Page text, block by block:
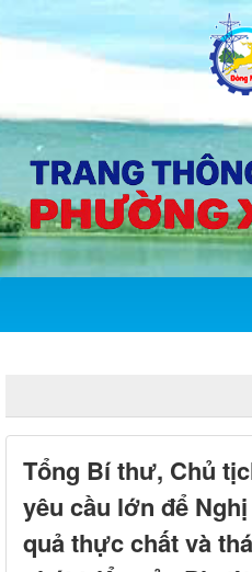
Tổng Bí thư, Chủ
yêu cầu lớn để
quả thực chất và